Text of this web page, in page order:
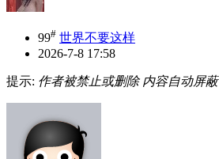
99# 世界不要这样
2026-7-8 17:58
提示: 作者被禁止或删除 内容自动屏蔽